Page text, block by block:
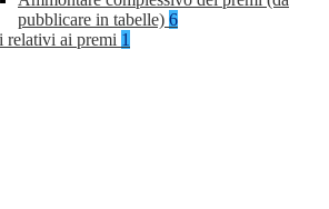
pubblicare in tabelle) 6
relativi ai premi 1